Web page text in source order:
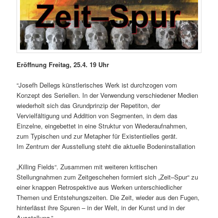
Eröffnung Freitag, 25.4. 19 Uhr
“Josefh Dellegs künstlerisches Werk ist durchzogen vom
Konzept des Seriellen. In der Verwendung verschiedener Medien
wiederholt sich das Grundprinzip der Repetiton, der
Vervielfältigung und Addition von Segmenten, in dem das
Einzelne, eingebettet in eine Struktur von Wiederaufnahmen,
zum Typischen und zur Metapher für Existentielles gerät.
Im Zentrum der Ausstellung steht die aktuelle Bodeninstallation
„Killing Fields“. Zusammen mit weiteren kritischen
Stellungnahmen zum Zeitgeschehen formiert sich „Zeit–Spur“ zu
einer knappen Retrospektive aus Werken unterschiedlicher
Themen und Entstehungszeiten. Die Zeit, wieder aus den Fugen,
hinterlässt ihre Spuren – in der Welt, in der Kunst und in der